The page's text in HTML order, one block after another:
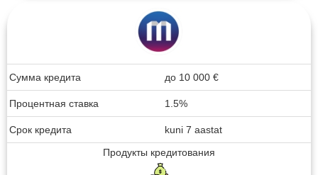
Сумма кредита до 10 000 €
Процентная ставка 1.5%
Срок кредита
kuni 7 aastat
Продукты кредитования